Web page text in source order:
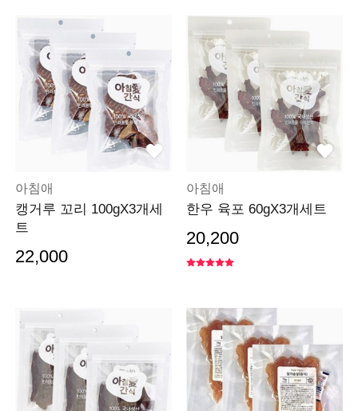
아침애
캥거루 꼬리 100gX3개세
트
22,000
아침애
한우 육포 60gX3개세트
20,200